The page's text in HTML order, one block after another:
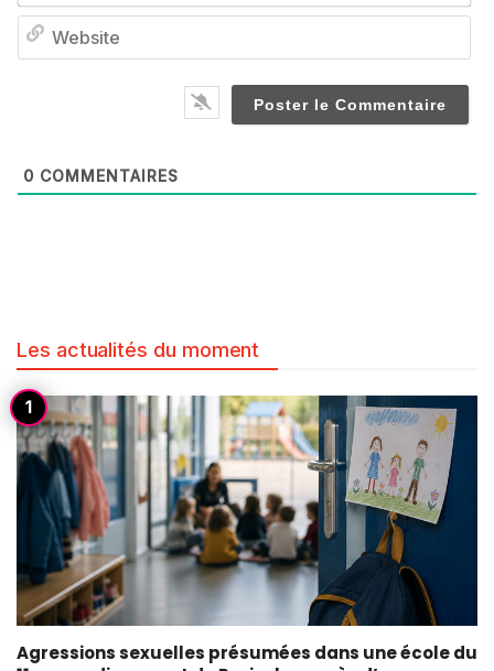
0 COMMENTAIRES
Les actualités du moment
Agressions sexuelles présumées dans une école du